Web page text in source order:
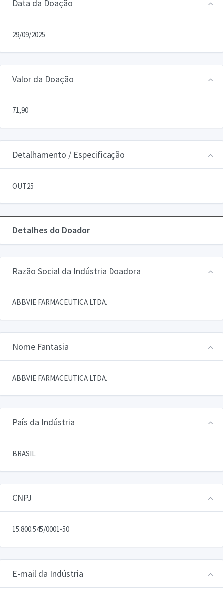
Data da Doação
29/09/2025
Valor da Doação
71,90
Detalhamento / Especificação
OUT25
Detalhes do Doador
Razão Social da Indústria Doadora
ABBVIE FARMACEUTICA LTDA.
Nome Fantasia
ABBVIE FARMACEUTICA LTDA.
País da Indústria
BRASIL
CNPJ
15.800.545/0001-50
E-mail da Indústria